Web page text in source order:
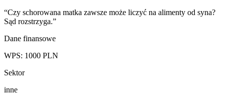
“Czy schorowana matka zawsze może liczyć na alimenty od syna?
Sąd rozstrzyga.”
Dane finansowe
WPS: 1000 PLN
Sektor
inne